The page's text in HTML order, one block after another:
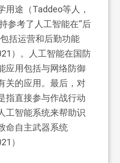
用途（Taddeo等人，
参考了人工智能在“后
括运营和后勤功能
）。人工智能在国防
应用包括与网络防御
关的应用。最后，对
指直接参与作战行动
工智能系统来帮助识
命自主武器系统
）